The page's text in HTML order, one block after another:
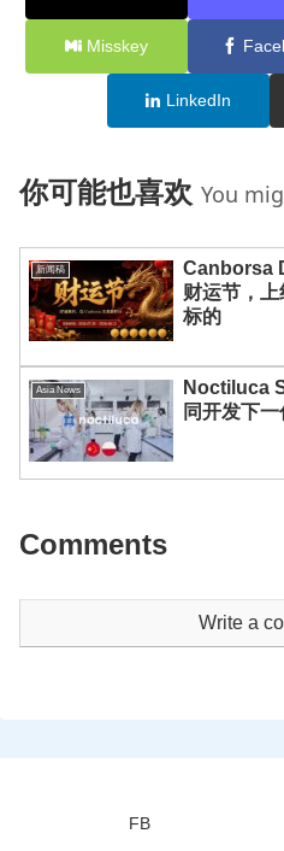
Misskey
LinkedIn
你可能也喜欢 You
新闻稿
Canborsa
财运节，
标的
Asia News
Noctiluca
同开发下
Comments
Write a
FB